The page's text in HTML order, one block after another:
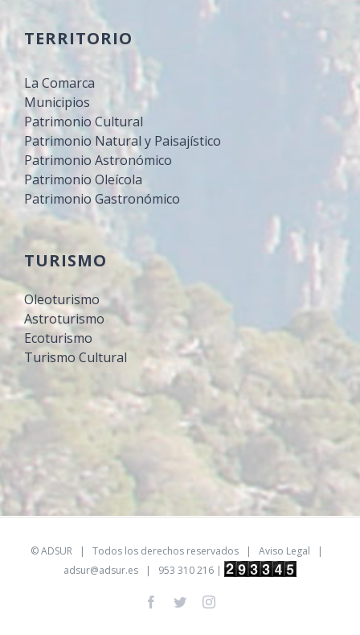
TERRITORIO
La Comarca
Municipios
Patrimonio Cultural
Patrimonio Natural y Paisajístico
Patrimonio Astronómico
Patrimonio Oleícola
Patrimonio Gastronómico
TURISMO
Oleoturismo
Astroturismo
Ecoturismo
Turismo Cultural
©ADSUR| Todos los derechos reservados | Aviso Legal |
adsur@adsur.es | 953 310 216 |
Facebook
TwitterInstagram